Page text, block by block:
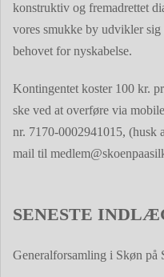
konstruktiv og fremadrettet
vores smukke by udvikler sig
behovet for nyskabelse.
Kontingentet koster 100 kr.
ske ved at overføre via
nr. 7170-0002941015, (husk
mail til
SENESTE
Generalforsamling i Skøn på